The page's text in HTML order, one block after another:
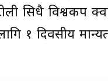
टोली सिधै
१ दिवसीय